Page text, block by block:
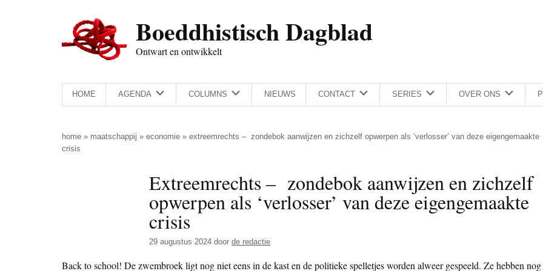
Boeddhistisch Dagblad
Ontwart en ontwikkelt
HOME AGENDA COLUMNS NIEUWS CONTACT SERIES OVER ONS
home » maatschappij » economie » extreemrechts – zondebok aanwijzen en zichzelf opwerpen als ‘verlosser’ van deze eigengemaakte
crisis
Extreemrechts – zondebok aanwijzen en zichzelf
opwerpen als ‘verlosser’ van deze eigengemaakte
crisis
29 augustus 2024 door de redactie
Back to school! De zwembroek ligt nog niet eens in de kast en de politieke spelletjes worden alweer gespeeld. Ze hebben nog